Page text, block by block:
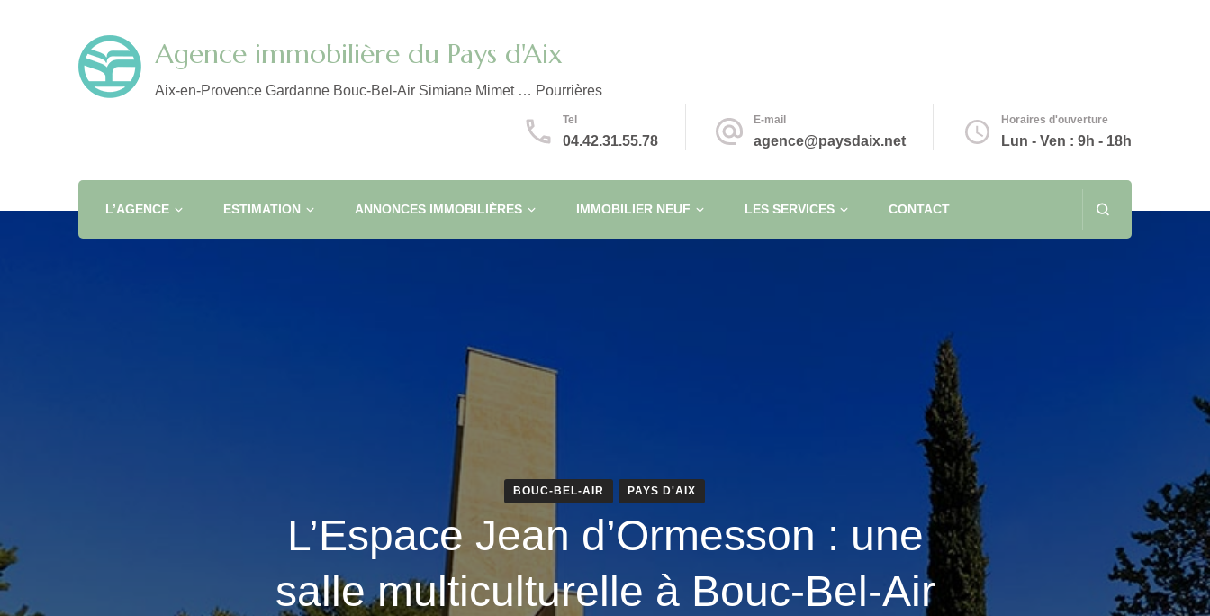
Agence immobilière du Pays d'Aix
Aix-en-Provence Gardanne Bouc-Bel-Air Simiane Mimet … Pourrières
Tel
04.42.31.55.78
E-mail
agence@paysdaix.net
Horaires d'ouverture
Lun - Ven : 9h - 18h
L’AGENCE ESTIMATION ANNONCES IMMOBILIÈRES IMMOBILIER NEUF LES SERVICES CONTACT
BOUC-BEL-AIR PAYS D'AIX
L’Espace Jean d’Ormesson : une
salle multiculturelle à Bouc-Bel-Air